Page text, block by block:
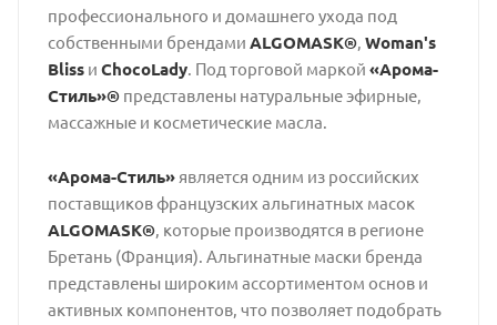
профессионального и домашнего ухода под
собственными брендами ALGOMASK®, Woman's
Blissи ChocoLady. Под торговой маркой «Арома-
Стиль»®представлены натуральные эфирные,
массажные и косметические масла.
«Арома-Стиль»является одним из российских
поставщиков французских альгинатных масок
ALGOMASK®, которые производятся в регионе
Бретань (Франция). Альгинатные маски бренда
представлены широким ассортиментом основ и
активных компонентов, что позволяет подобрать